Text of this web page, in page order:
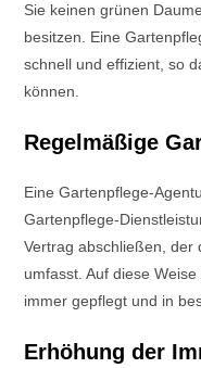
Sie keinen grünen
besitzen. Eine
schnell und effizient, so
können.
Regelmäßige
Eine Gartenpflege-
Gartenpflege-
Vertrag abschließen, der
umfasst. Auf diese
immer gepflegt und in
Erhöhung der